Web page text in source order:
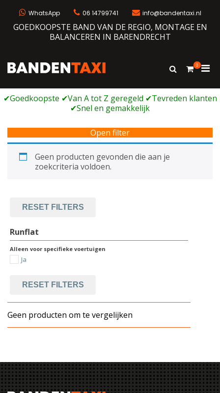
WhatsApp 06 14799741 info@bandentaxi.nl
GOEDKOOPSTE BAND VAN DE REGIO, MONTAGE EN
BALANCEREN IN BARENDRECHT
Bandengarage met eigen webshop
Toon
0
voor
Open filter
Geen producten gevonden die aan je
zoekcriteria voldoen.
RESET FILTERS
Runflat
Alleen voor specifieke voertuigen
Ja
RESET FILTERS
Geen producten om te vergelijken